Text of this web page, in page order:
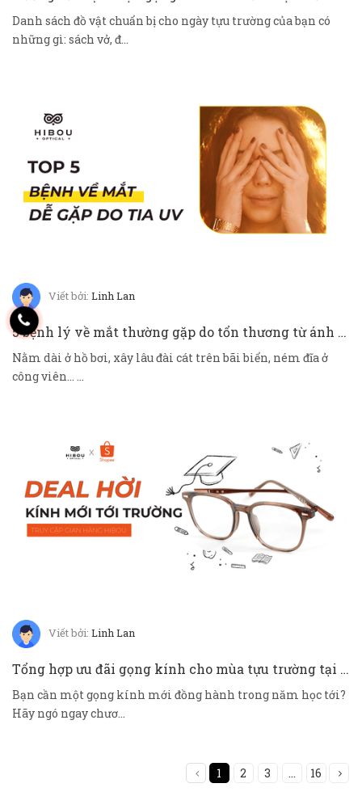
Danh sách đồ vật chuẩn bị cho ngày tựu trường của bạn có
những gì: sách vở, đ...
Viết bởi: Linh Lan
5 bệnh lý về mắt thường gặp do tổn thương từ ánh nắng mặt trời
Nằm dài ở hồ bơi, xây lâu đài cát trên bãi biển, ném đĩa ở
công viên... ...
Viết bởi: Linh Lan
Tổng hợp ưu đãi gọng kính cho mùa tựu trường tại Hibou Shopee
Bạn cần một gọng kính mới đồng hành trong năm học tới?
Hãy ngó ngay chươ...
1 2 3 ... 16